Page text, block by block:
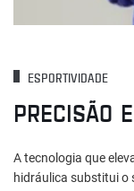
ESPORTIVIDADE
PRECISÃO
A tecnologia que
hidráulica substitui o